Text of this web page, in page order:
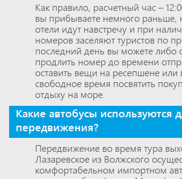
Как правило, расчетный час –
вы прибываете немного раньше,
отели идут навстречу и при
номеров заселяют туристов по
последний день вы можете либо
продлить номер до времени
оставить вещи на ресепшене или
свободное время посвятить
отдыху на море.
Какие автобусы используются
передвижения?
Передвижение во время тура
Лазаревское из Волжского
комфортабельном импортном